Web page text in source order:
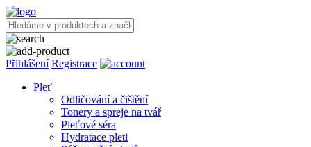
Přihlášení Registrace
Pleť
Odličování a čištění
Tonery a spreje na tvář
Pleťové séra
Hydratace pleti